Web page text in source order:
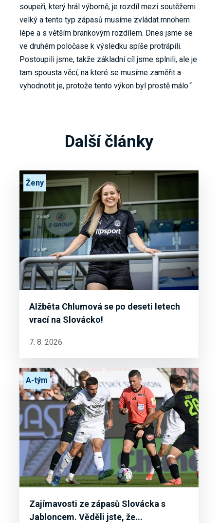
soupeři, který hrál výborně, je rozdíl mezi soutěžemi
velký a tento typ zápasů musíme zvládat mnohem
lépe a s větším brankovým rozdílem. Dnes jsme se
ve druhém poločase k výsledku spíše protrápili.
Postoupili jsme, takže základní cíl jsme splnili, ale je
tam spousta věcí, na které se musíme zaměřit a
vyhodnotit je, protože tento výkon byl prostě málo.“
Další články
Alžběta Chlumová se po deseti letech
vrací na Slovácko!
Ženy
7. 8. 2026
Zajímavosti ze zápasů Slovácka s
Jabloncem. Věděli jste, že...
A-tým